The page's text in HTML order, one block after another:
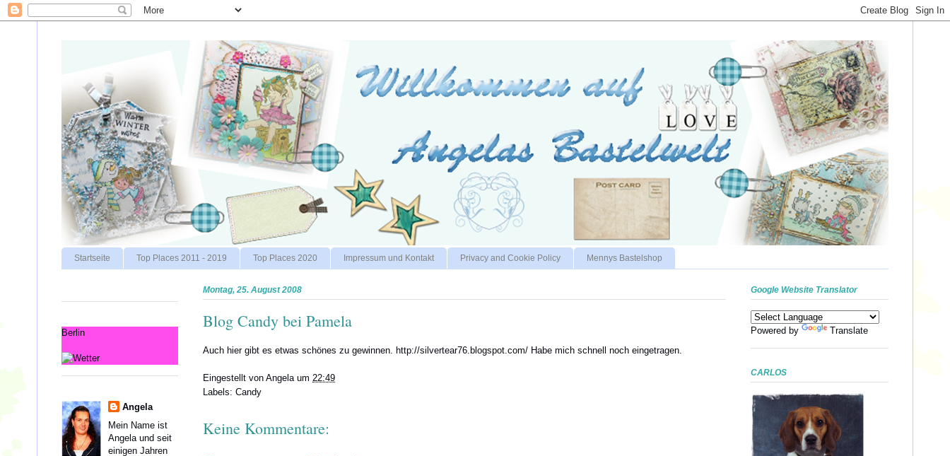
Startseite Top Places 2011 - 2019 Top Places 2020 Impressum und Kontakt Privacy and Cookie Policy Mennys Bastelshop
Montag, 25. August 2008
Blog Candy bei Pamela
Auch hier gibt es etwas schönes zu gewinnen. http://silvertear76.blogspot.com/ Habe mich schnell noch eingetragen.
Eingestellt von Angela um 22:49
Labels: Candy
Keine Kommentare:
Berlin
Angela
Mein Name ist
Angela und seit
einigen Jahren
Google Website Translator
Powered by Translate
CARLOS